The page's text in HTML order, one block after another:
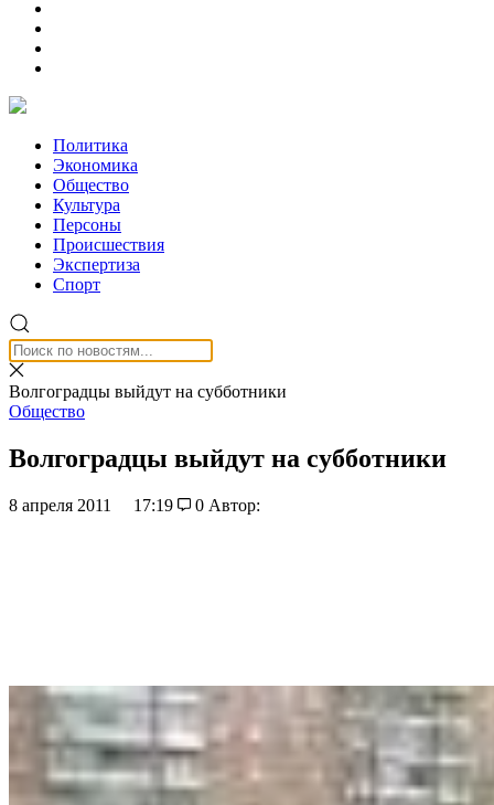
Политика
Экономика
Общество
Культура
Персоны
Происшествия
Экспертиза
Спорт
Волгоградцы выйдут на субботники
Общество
Волгоградцы выйдут на субботники
8 апреля 2011 17:19 0 Автор: